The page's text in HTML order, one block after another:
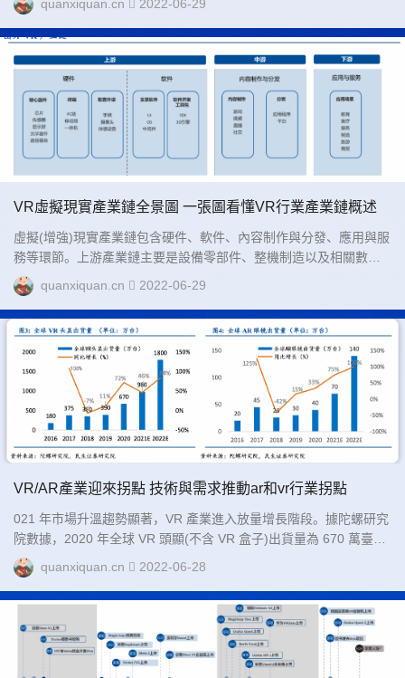
異的信息后，在腦海中產生立體感。...
quanxiquan.cn 2022-06-29
VR虛擬現實產業鏈全景圖 一張圖看懂VR行業產業鏈概述
虛擬(增強)現實產業鏈包含硬件、軟件、內容制作與分發、應用與服
務等環節。上游產業鏈主要是設備零部件、整機制造以及相關數據
采集處理平臺等，包括硬件、軟件兩大環節。...
quanxiquan.cn 2022-06-29
VR/AR產業迎來拐點 技術與需求推動ar和vr行業拐點
021 年市場升溫趨勢顯著，VR 產業進入放量增長階段。據陀螺研究
院數據，2020 年全球 VR 頭顯(不含 VR 盒子)出貨量為 670 萬臺，
較 2019 年增長 72%，預計 2021 年出貨量為 980萬臺，同比增長
46%，預計到 2022 年出貨量達到 1800 萬臺。...
quanxiquan.cn 2022-06-28